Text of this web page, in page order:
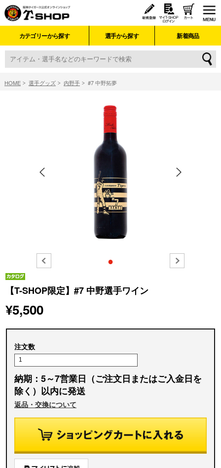
カテゴリーから探す 選手から探す 新着商品
HOME 選手グッズ 内野手 #7 中野拓夢
●
【T-SHOP限定】#7 中野選手ワイン
¥5,500
注文数
納期：5～7営業日（ご注文日またはご入金日を
除く）以内に発送
返品・交換について